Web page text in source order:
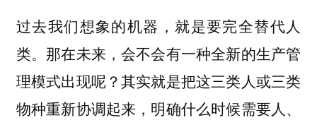
过去我们想象的机器，就是要完全替代人
类。那在未来，会不会有一种全新的生产管
理模式出现呢？其实就是把这三类人或三类
物种重新协调起来，明确什么时候需要人、